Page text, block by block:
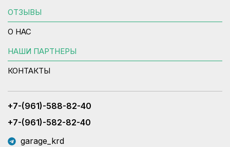
ОТЗЫВЫ
О НАС
НАШИ ПАРТНЕРЫ
КОНТАКТЫ
+7-(961)-588-82-40
+7-(961)-582-82-40
garage_krd